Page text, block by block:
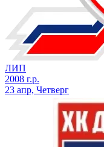
ЛИП
2008 г.р.
23 апр, Четверг